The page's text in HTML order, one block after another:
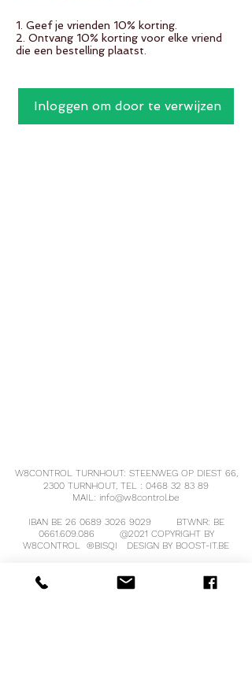
Geef je vrienden 10% korting.
Ontvang 10% korting voor elke vriend
die een bestelling plaatst.
Inloggen om door te verwijzen
W8CONTROL TURNHOUT: STEENWEG OP DIEST 66,
2300 TURNHOUT, TEL : 0468 32 83 89
MAIL: info@w8control.be
IBAN BE 26 0689 3026 9029BTWNR: BE
0661.609.086 @2021 COPYRIGHT BY
W8CONTROL ®BISQI DESIGN BY BOOST-IT.BE
van typ - of andere fouten en W8control BV kan op geen enkele
moment aansprakelijk gesteld worden over deze foutieve